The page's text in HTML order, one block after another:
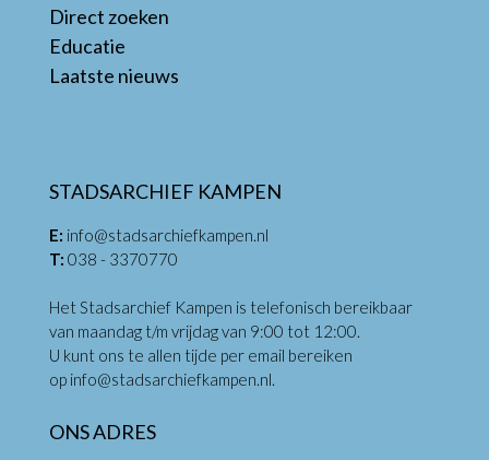
Direct zoeken
Educatie
Laatste nieuws
STADSARCHIEF KAMPEN
E: info@stadsarchiefkampen.nl
T: 038 - 3370770
Het Stadsarchief Kampen is telefonisch bereikbaar
van maandag t/m vrijdag van 9:00 tot 12:00.
U kunt ons te allen tijde per email bereiken
op info@stadsarchiefkampen.nl
ONS ADRES